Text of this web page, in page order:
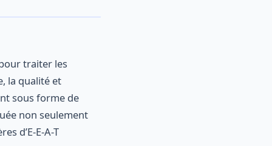
traiter les
la qualité et
sous forme de
non seulement
d’E-E-A-T